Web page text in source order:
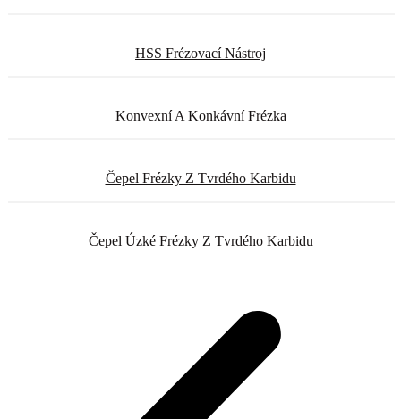
HSS Frézovací Nástroj
Konvexní A Konkávní Frézka
Čepel Frézky Z Tvrdého Karbidu
Čepel Úzké Frézky Z Tvrdého Karbidu